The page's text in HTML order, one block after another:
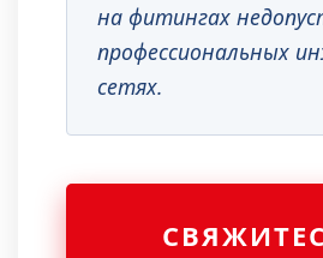
на фитингах
профессиональных
сетях.